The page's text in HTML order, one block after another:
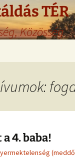
TÉR
Közösség
4. baba!